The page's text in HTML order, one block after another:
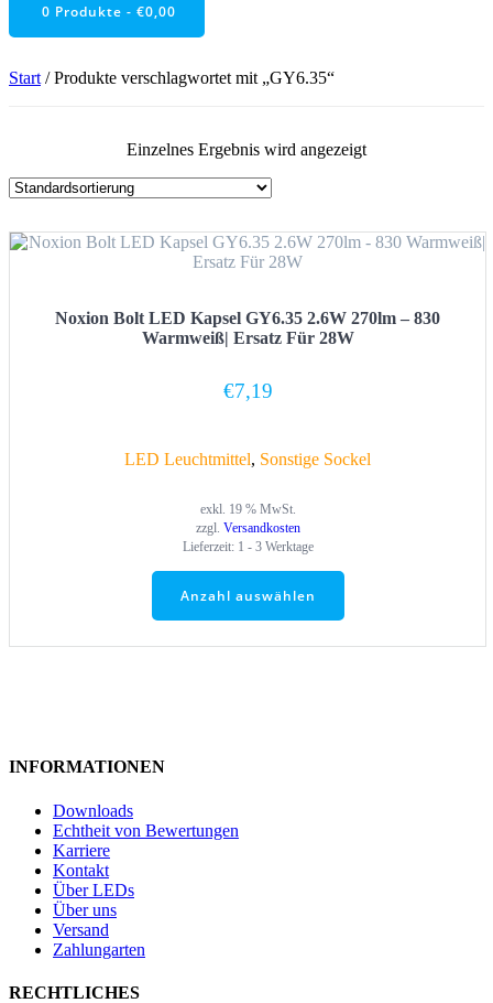
0 Produkte - €0,00
Start / Produkte verschlagwortet mit „GY6.35“
Einzelnes Ergebnis wird angezeigt
Noxion Bolt LED Kapsel GY6.35 2.6W 270lm – 830
Warmweiß| Ersatz Für 28W
€7,19
LED Leuchtmittel, Sonstige Sockel
exkl. 19 % MwSt.
zzgl. Versandkosten
Lieferzeit: 1 - 3 Werktage
Anzahl auswählen
INFORMATIONEN
Downloads
Echtheit von Bewertungen
Karriere
Kontakt
Über LEDs
Über uns
Versand
Zahlungarten
RECHTLICHES